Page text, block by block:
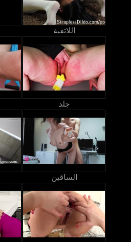
اللاتفية
جلد
الساقين